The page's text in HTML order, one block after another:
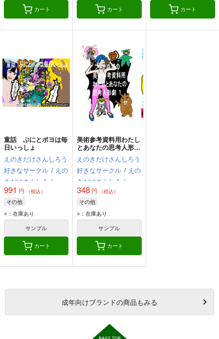
カート カート カート
童話 ぷにとポヨは毎
日いっしょ
えのきだけさんしろう
好きなサークル / えの
きだけさんしろう
991 円 （税込）
その他
○：在庫あり
サンプル
カート
美術参考資料用わたし
とあなたの思考人形劇
1
えのきだけさんしろう
好きなサークル / えの
きだけさんしろう
348 円 （税込）
その他
○：在庫あり
サンプル
カート
成年向けブランドの商品もみる